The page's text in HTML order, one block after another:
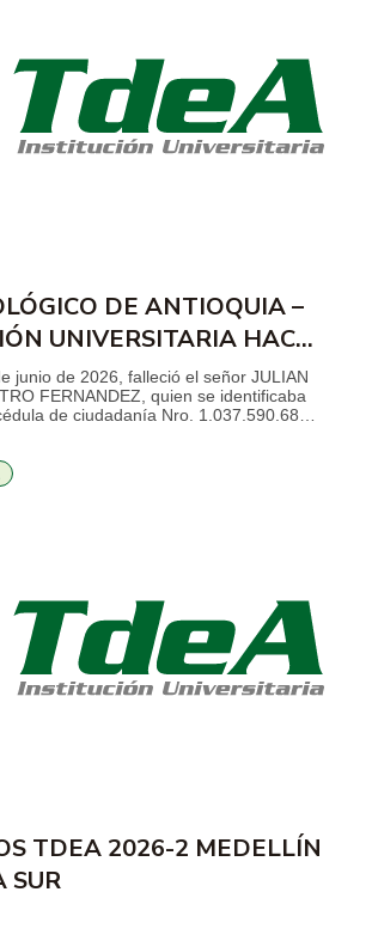
DE ANTIOQUIA –
UNIVERSITARIA HACE
junio de 2026, falleció el señor JULIAN
FERNANDEZ, quien se identificaba
de ciudadanía Nro. 1.037.590.680,
2026. Que se […]
TDEA 2026-2 MEDELLÍN
SUR